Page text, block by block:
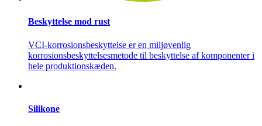
Beskyttelse mod rust
VCI-korrosionsbeskyttelse er en miljøvenlig
korrosionsbeskyttelsesmetode til beskyttelse af komponenter i
hele produktionskæden.
Silikone